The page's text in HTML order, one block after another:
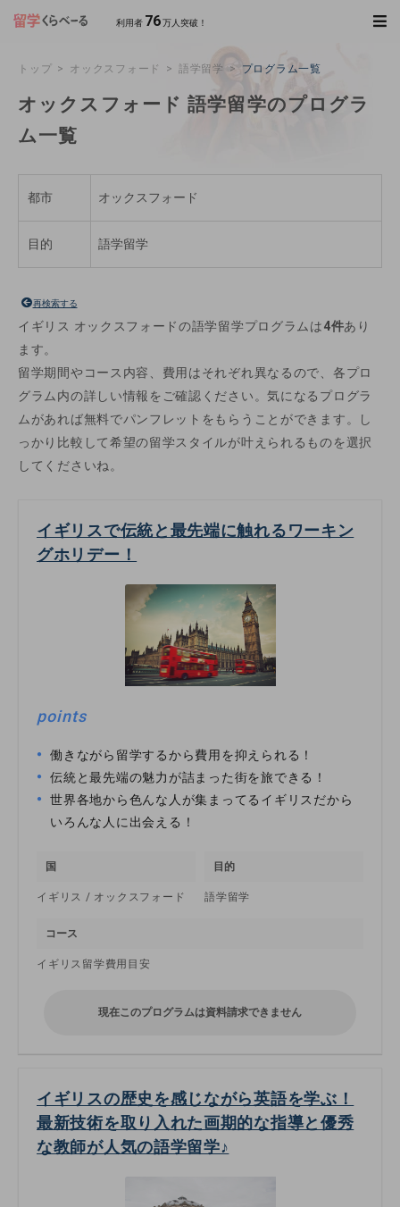
利用者 76万人突破！
トップ オックスフォード 語学留学 プログラム一覧
オックスフォード 語学留学のプログラ
ム一覧
都市 オックスフォード
目的 語学留学
再検索する
イギリス オックスフォードの語学留学プログラムは4件あり
ます。
留学期間やコース内容、費用はそれぞれ異なるので、各プロ
グラム内の詳しい情報をご確認ください。気になるプログラ
ムがあれば無料でパンフレットをもらうことができます。し
っかり比較して希望の留学スタイルが叶えられるものを選択
してくださいね。
イギリスで伝統と最先端に触れるワーキン
グホリデー！
points
働きながら留学するから費用を抑えられる！
伝統と最先端の魅力が詰まった街を旅できる！
世界各地から色んな人が集まってるイギリスだから
いろんな人に出会える！
国
イギリス / オックスフォード
目的
語学留学
コース
イギリス留学費用目安
現在このプログラムは資料請求できません
イギリスの歴史を感じながら英語を学ぶ！
最新技術を取り入れた画期的な指導と優秀
な教師が人気の語学留学♪